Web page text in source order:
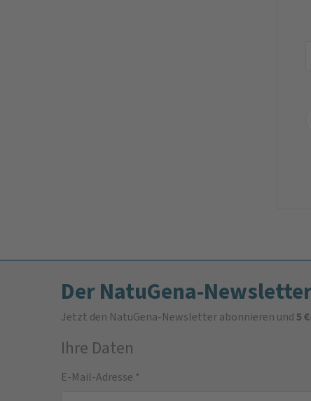
Der NatuGena-
Jetzt den NatuGena-Newsletter abonnieren und5
Ihre Daten
E-Mail-Adresse *